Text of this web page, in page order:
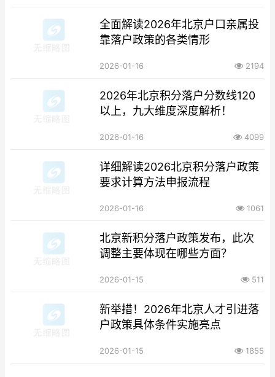
全面解读2026年北京户口亲属投
靠落户政策的各类情形
2026-01-16 2194
2026年北京积分落户分数线120
以上，九大维度深度解析！
2026-01-16 4099
详细解读2026北京积分落户政策
要求计算方法申报流程
2026-01-16 1061
北京新积分落户政策发布，此次
调整主要体现在哪些方面？
2026-01-15 511
新举措！2026年北京人才引进落
户政策具体条件实施亮点
2026-01-15 1855